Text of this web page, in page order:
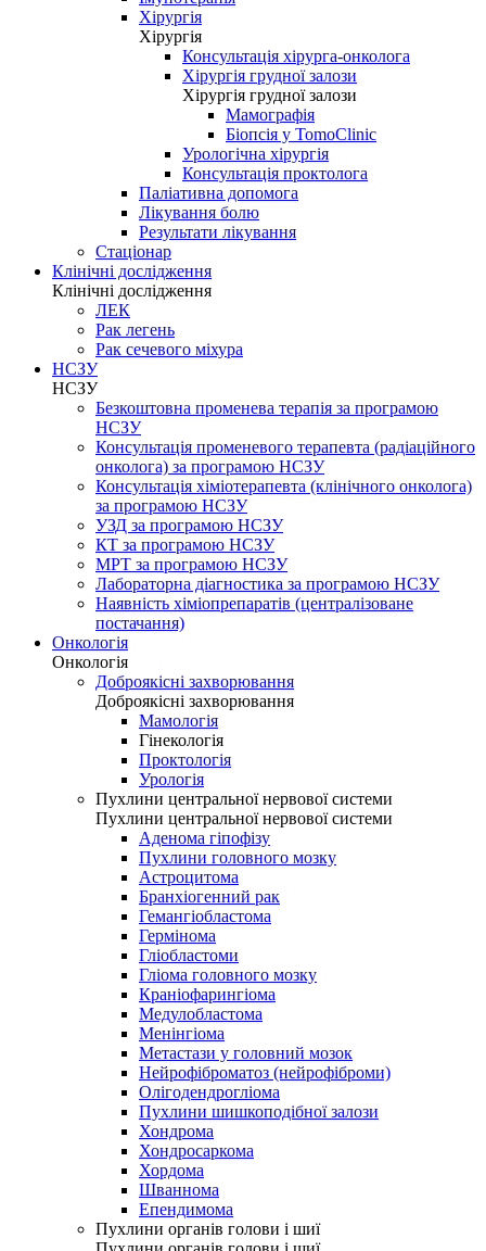
Хірургія
Хірургія
Консультація хірурга-онколога
Хірургія грудної залози
Хірургія грудної залози
Мамографія
Біопсія у TomoClinic
Урологічна хірургія
Консультація проктолога
Паліативна допомога
Лікування болю
Результати лікування
Стаціонар
Клінічні дослідження
Клінічні дослідження
ЛЕК
Рак легень
Рак сечевого міхура
НСЗУ
НСЗУ
Безкоштовна променева терапія за програмою
НСЗУ
Консультація променевого терапевта (радіаційного
онколога) за програмою НСЗУ
Консультація хіміотерапевта (клінічного онколога)
за програмою НСЗУ
УЗД за програмою НСЗУ
КТ за програмою НСЗУ
МРТ за програмою НСЗУ
Лабораторна діагностика за програмою НСЗУ
Наявність хіміопрепаратів (централізоване
постачання)
Онкологія
Онкологія
Доброякісні захворювання
Доброякісні захворювання
Мамологія
Гінекологія
Проктологія
Урологія
Пухлини центральної нервової системи
Пухлини центральної нервової системи
Аденома гіпофізу
Пухлини головного мозку
Астроцитома
Бранхіогенний рак
Гемангіобластома
Гермінома
Гліобластоми
Гліома головного мозку
Краніофарингіома
Медулобластома
Менінгіома
Метастази у головний мозок
Нейрофіброматоз (нейрофіброми)
Олігодендрогліома
Пухлини шишкоподібної залози
Хондрома
Хондросаркома
Хордома
Шваннома
Епендимома
Пухлини органів голови і шиї